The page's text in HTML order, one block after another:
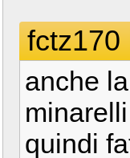
fctz170
anche
quindi